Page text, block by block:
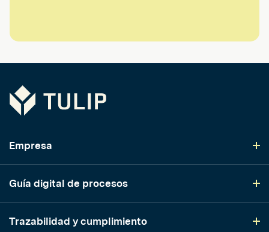
Tulip
Empresa
Guía digital de procesos
Trazabilidad y cumplimiento